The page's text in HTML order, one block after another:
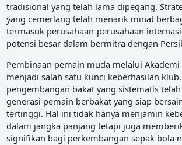
tradisional yang telah lama dipegang.
yang cemerlang telah menarik minat
termasuk perusahaan-perusahaan
potensi besar dalam bermitra dengan
Pembinaan pemain muda melalui Akademi
menjadi salah satu kunci keberhasilan
pengembangan bakat yang sistematis
generasi pemain berbakat yang siap
tertinggi. Hal ini tidak hanya menjamin
dalam jangka panjang tetapi juga
signifikan bagi perkembangan sepak bola